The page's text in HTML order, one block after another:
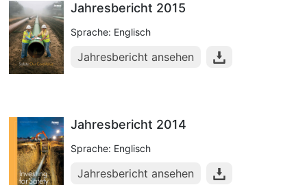
Jahresbericht 2015
Sprache: Englisch
Jahresbericht ansehen
Jahresbericht 2014
Sprache: Englisch
Jahresbericht ansehen